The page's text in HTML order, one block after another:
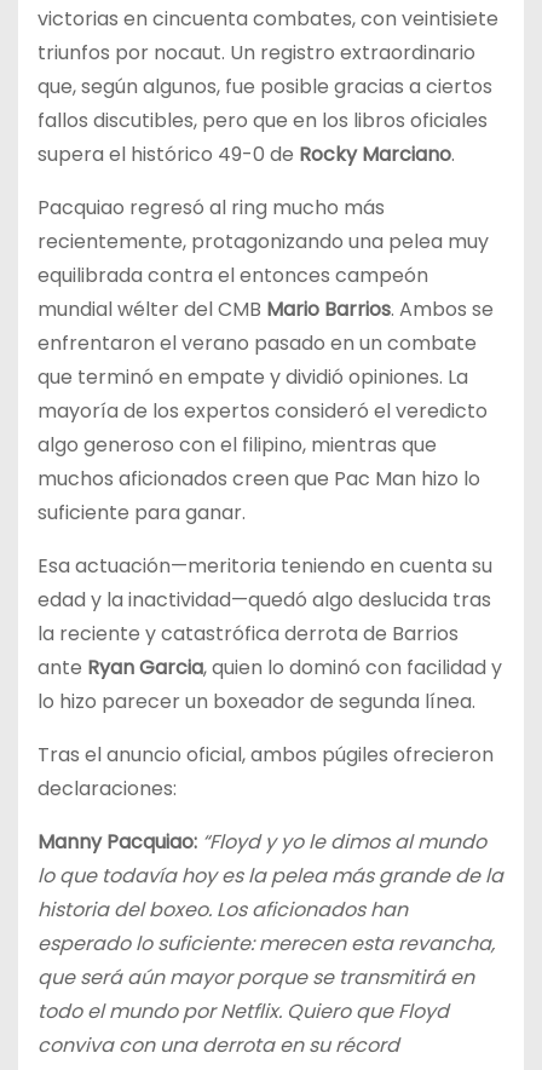
victorias en cincuenta combates, con veintisiete
triunfos por nocaut. Un registro extraordinario
que, según algunos, fue posible gracias a ciertos
fallos discutibles, pero que en los libros oficiales
supera el histórico 49-0 de Rocky Marciano.
Pacquiao regresó al ring mucho más
recientemente, protagonizando una pelea muy
equilibrada contra el entonces campeón
mundial wélter del CMB Mario Barrios. Ambos se
enfrentaron el verano pasado en un combate
que terminó en empate y dividió opiniones. La
mayoría de los expertos consideró el veredicto
algo generoso con el filipino, mientras que
muchos aficionados creen que Pac Man hizo lo
suficiente para ganar.
Esa actuación—meritoria teniendo en cuenta su
edad y la inactividad—quedó algo deslucida tras
la reciente y catastrófica derrota de Barrios
ante Ryan Garcia, quien lo dominó con facilidad y
lo hizo parecer un boxeador de segunda línea.
Tras el anuncio oficial, ambos púgiles ofrecieron
declaraciones:
Manny Pacquiao: “Floyd y yo le dimos al mundo
lo que todavía hoy es la pelea más grande de la
historia del boxeo. Los aficionados han
esperado lo suficiente: merecen esta revancha,
que será aún mayor porque se transmitirá en
todo el mundo por Netflix. Quiero que Floyd
conviva con una derrota en su récord